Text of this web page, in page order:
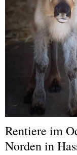
Rentiere im
Norden in